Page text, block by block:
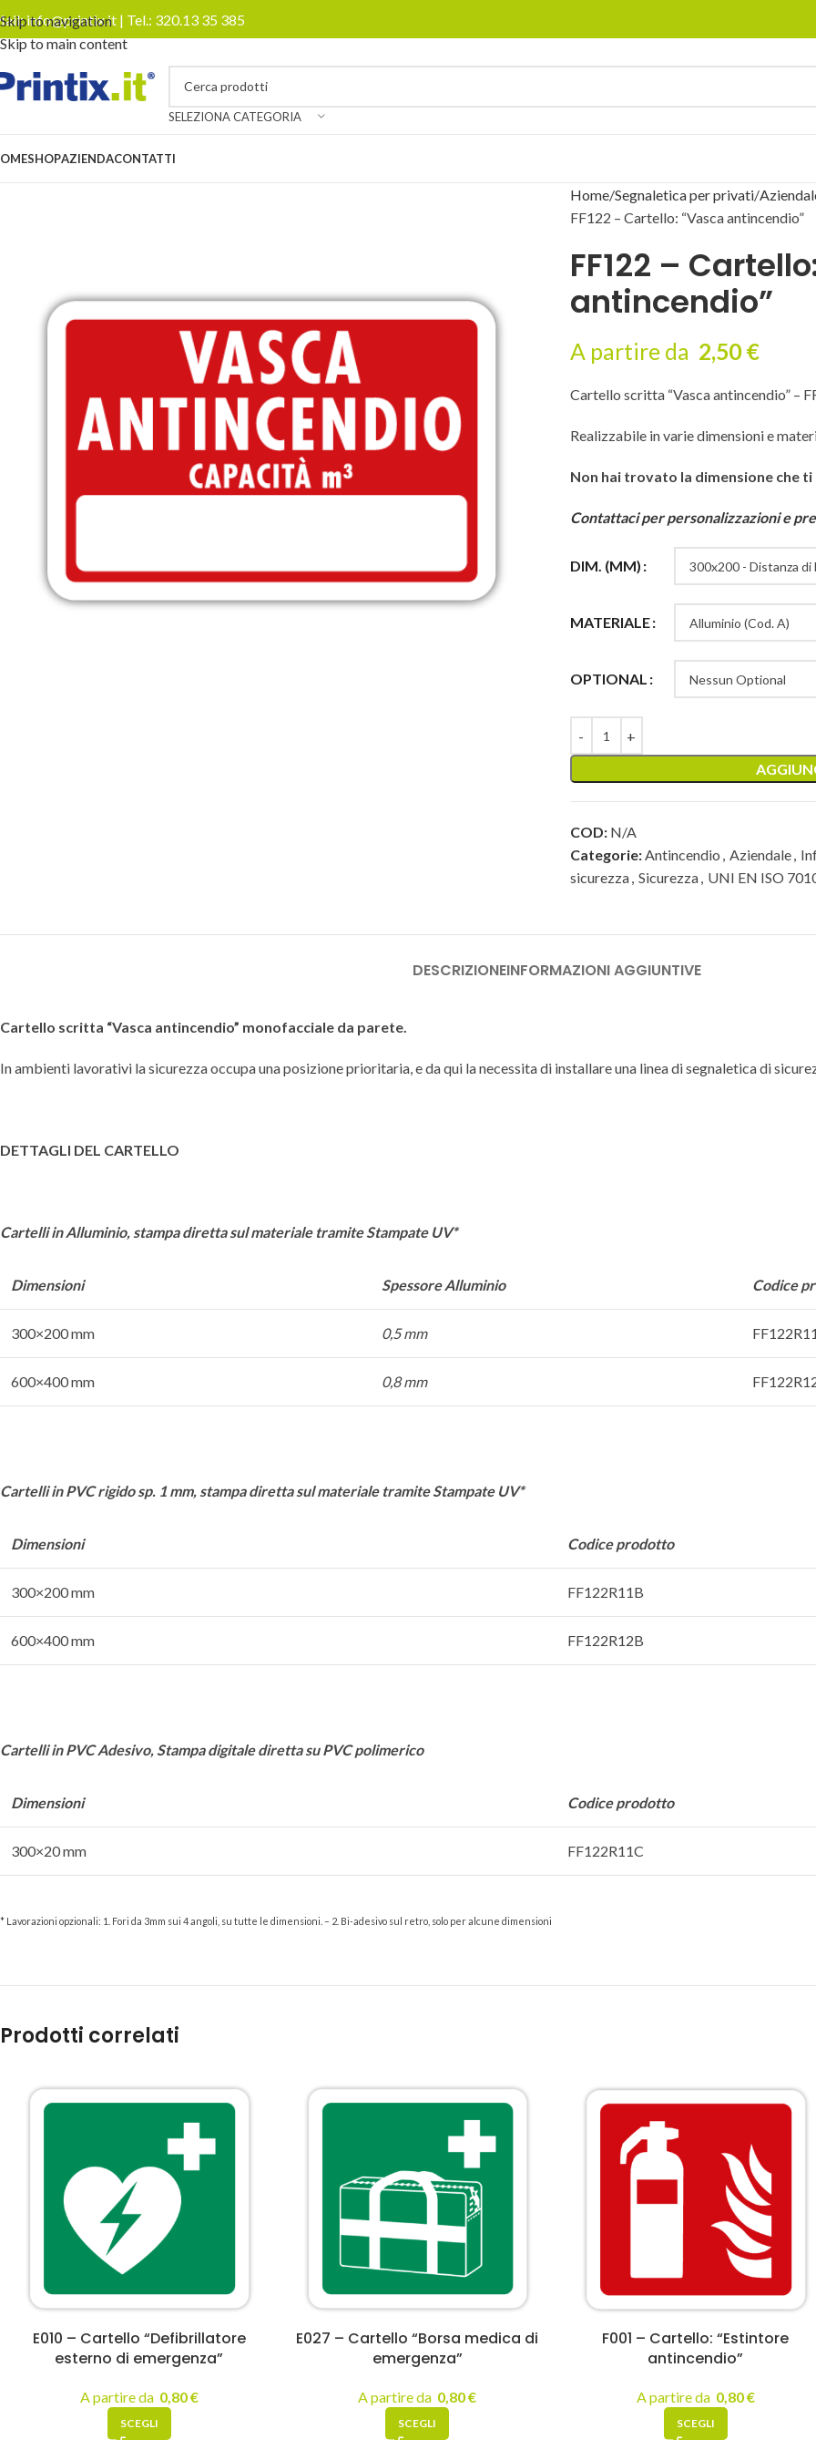
Skip to navigation
Skip to main content
info@printix.it | Tel.: 320.13 35 385
SELEZIONA CATEGORIA
SHOPAZIENDACONTATTI
Home Segnaletica per privati
FF122 – Cartello: “Vasca antincendio”
FF122 –
antincendio”
A partire da 2,50€
Cartello scritta “Vasca antincendio” –
Realizzabile in varie dimensioni e
Non hai trovato la dimensione che ti
Contattaci per personalizzazioni e
DIM. (MM)
MATERIALE
OPTIONAL
COD: N/A
Categorie:Antincendio , Aziendale,
sicurezza, Sicurezza, UNI EN ISO
DESCRIZIONEINFORMAZIONI AGGIUNTIVE
Cartello scritta “Vasca antincendio” monofacciale da parete.
In ambienti lavorativi la sicurezza occupa una posizione prioritaria, e da qui la necessita di installare una linea di segnaletica di
DETTAGLI DEL CARTELLO
Cartelli in Alluminio, stampa diretta sul materiale tramite Stampate UV*
Dimensioni Spessore Alluminio Codice
300×200 mm 0,5 mm
600×400 mm 0,8 mm
Cartelli in PVC rigido sp. 1 mm, stampa diretta sul materiale tramite Stampate UV*
Dimensioni Codice prodotto
300×200 mm FF122R11B
600×400 mm FF122R12B
Cartelli in PVC Adesivo,Stampa digitale diretta su PVC polimerico
Dimensioni Codice prodotto
300×20 mm FF122R11C
* Lavorazioni opzionali: 1. Fori da 3mm sui 4 angoli, su tutte le dimensioni. – 2. Bi-adesivo sul retro, solo per alcune dimensioni
Prodotti correlati
E010 – Cartello “Defibrillatore
esterno di emergenza”
A partire da 0,80€
SCEGLI
E027 – Cartello “Borsa medica di
emergenza”
A partire da 0,80€
SCEGLI
F001 – Cartello: “Estintore
antincendio”
A partire da 0,80€
SCEGLI